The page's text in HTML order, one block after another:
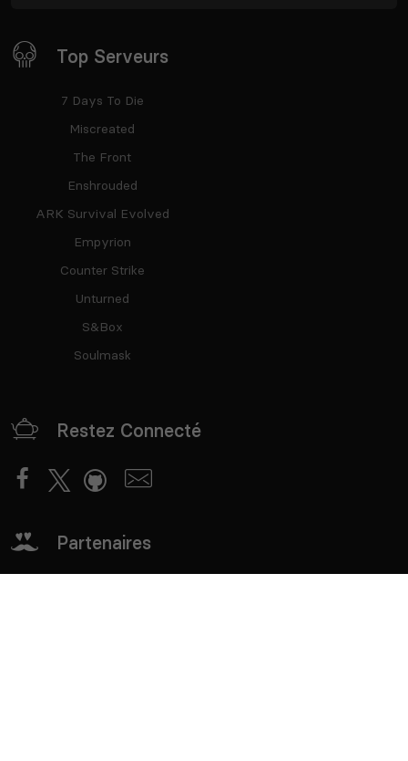
Top Serveurs
7 Days To Die
Miscreated
The Front
Enshrouded
ARK Survival Evolved
Empyrion
Counter Strike
Unturned
S&Box
Soulmask
Restez Connecté
Partenaires